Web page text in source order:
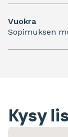
Vuokra
Sopimuksen
Kysy